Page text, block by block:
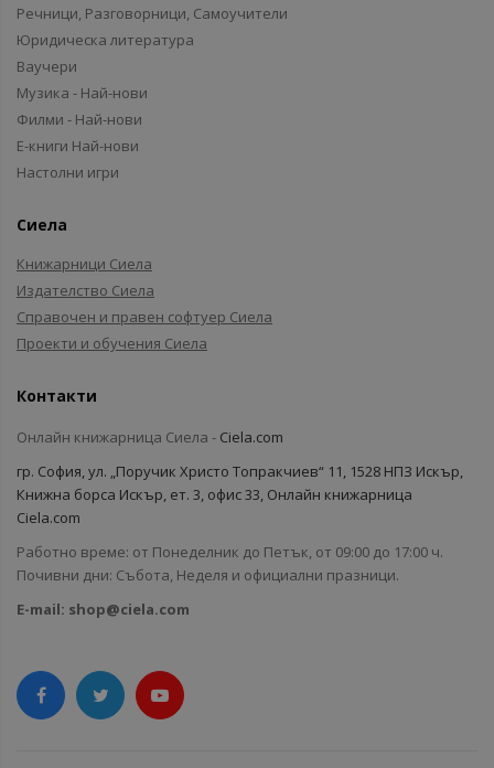
Речници, Разговорници, Самоучители
Юридическа литература
Ваучери
Музика - Най-нови
Филми - Най-нови
Е-книги Най-нови
Настолни игри
Сиела
Книжарници Сиела
Издателство Сиела
Справочен и правен софтуер Сиела
Проекти и обучения Сиела
Контакти
Онлайн книжарница Сиела - Ciela.com
гр. София, ул. „Поручик Христо Топракчиев“ 11, 1528 НПЗ Искър,
Книжна борса Искър, ет. 3, офис 33, Онлайн книжарница
Ciela.com
Работно време: от Понеделник до Петък, от 09:00 до 17:00 ч.
Почивни дни: Събота, Неделя и официални празници.
E-mail: shop@ciela.com